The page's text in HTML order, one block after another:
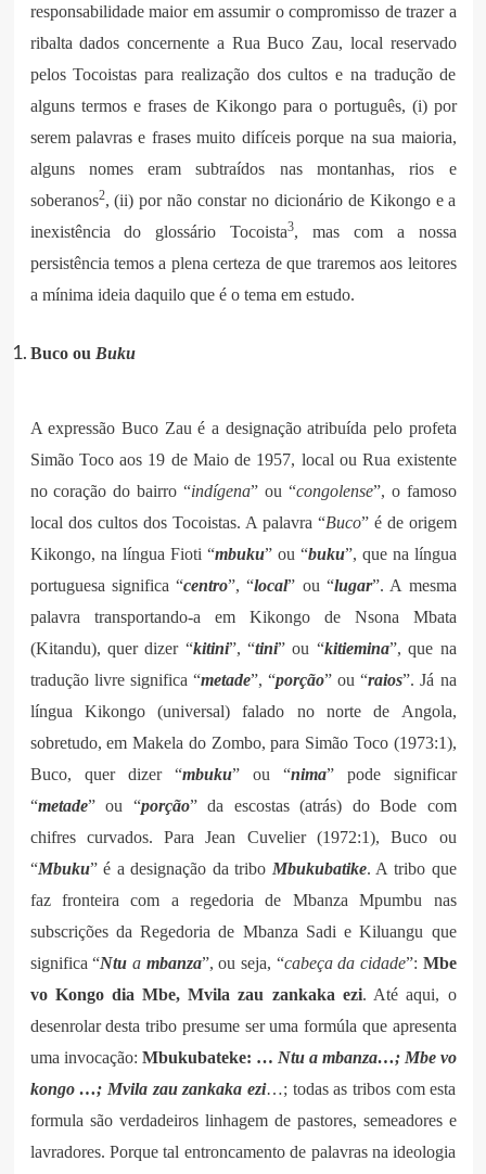
responsabilidade maior em assumir o compromisso de trazer a
ribalta dados concernente a Rua Buco Zau, local reservado
pelos Tocoistas para realização dos cultos e na tradução de
alguns termos e frases de Kikongo para o português, (i) por
serem palavras e frases muito difíceis porque na sua maioria,
alguns nomes eram subtraídos nas montanhas, rios e
soberanos2, (ii) por não constar no dicionário de Kikongo e a
inexistência do glossário Tocoista3, mas com a nossa
persistência temos a plena certeza de que traremos aos leitores
a mínima ideia daquilo que é o tema em estudo.
Buco ou Buku
A expressão Buco Zau é a designação atribuída pelo profeta
Simão Toco aos 19 de Maio de 1957, local ou Rua existente
no coração do bairro “indígena” ou “congolense”, o famoso
local dos cultos dos Tocoistas. A palavra “Buco” é de origem
Kikongo, na língua Fioti “mbuku” ou “buku”, que na língua
portuguesa significa “centro”, “local” ou “lugar”. A mesma
palavra transportando-a em Kikongo de Nsona Mbata
(Kitandu), quer dizer “kitini”, “tini” ou “kitiemina”, que na
tradução livre significa “metade”, “porção” ou “raios”. Já na
língua Kikongo (universal) falado no norte de Angola,
sobretudo, em Makela do Zombo, para Simão Toco (1973:1),
Buco, quer dizer “mbuku” ou “nima” pode significar
“metade” ou “porção” da escostas (atrás) do Bode com
chifres curvados. Para Jean Cuvelier (1972:1), Buco ou
“Mbuku” é a designação da tribo Mbukubatike. A tribo que
faz fronteira com a regedoria de Mbanza Mpumbu nas
subscrições da Regedoria de Mbanza Sadi e Kiluangu que
significa “Ntu a mbanza”, ou seja, “cabeça da cidade”: Mbe
vo Kongo dia Mbe, Mvila zau zankaka ezi. Até aqui, o
desenrolar desta tribo presume ser uma formúla que apresenta
uma invocação: Mbukubateke: … Ntu a mbanza…; Mbe vo
kongo …; Mvila zau zankaka ezi…; todas as tribos com esta
formula são verdadeiros linhagem de pastores, semeadores e
lavradores. Porque tal entroncamento de palavras na ideologia